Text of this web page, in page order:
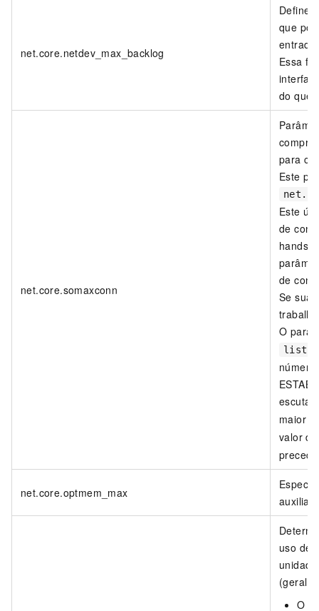
net.core.netdev_max_backlog
Define
que
Essa
do que
net.core.somaxconn
para
Este
Este
de
de
Se sua
O
escuta.
maior
valor
net.core.optmem_max
auxiliar
uso de
O